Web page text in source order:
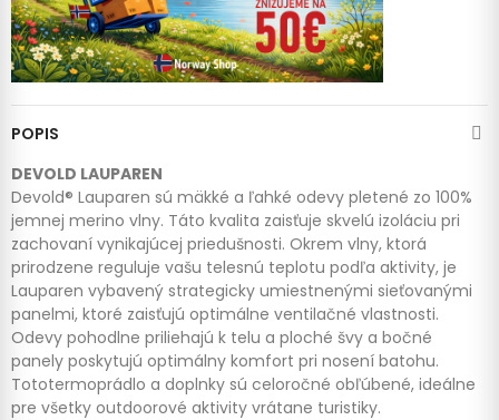
POPIS
DEVOLD LAUPAREN
Devold® Lauparen sú mäkké a ľahké odevy pletené zo 100%
jemnej merino vlny. Táto kvalita zaisťuje skvelú izoláciu pri
zachovaní vynikajúcej priedušnosti. Okrem vlny, ktorá
prirodzene reguluje vašu telesnú teplotu podľa aktivity, je
Lauparen vybavený strategicky umiestnenými sieťovanými
panelmi, ktoré zaisťujú optimálne ventilačné vlastnosti.
Odevy pohodlne priliehajú k telu a ploché švy a bočné
panely poskytujú optimálny komfort pri nosení batohu.
Tototermoprádlo a doplnky sú celoročné obľúbené, ideálne
pre všetky outdoorové aktivity vrátane turistiky.